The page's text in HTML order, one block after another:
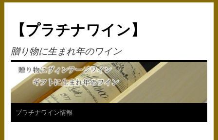
【プラチナワイン】
贈り物に生まれ年のワイン
コ
プラチナワイン情報